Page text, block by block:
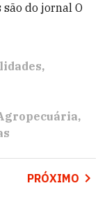
do jornal O
PRÓXIMO